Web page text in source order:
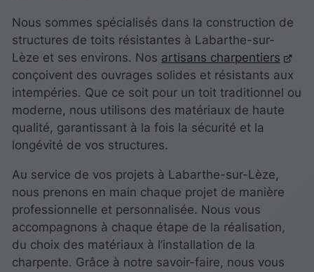
Nous sommes spécialisés dans la construction de
structures de toits résistantes à Labarthe-sur-
Lèze et ses environs. Nos artisans charpentiers
conçoivent des ouvrages solides et résistants aux
intempéries. Que ce soit pour un toit traditionnel ou
moderne, nous utilisons des matériaux de haute
qualité, garantissant à la fois la sécurité et la
longévité de vos structures.
Au service de vos projets à Labarthe-sur-Lèze,
nous prenons en main chaque projet de manière
professionnelle et personnalisée. Nous vous
accompagnons à chaque étape de la réalisation,
du choix des matériaux à l’installation de la
charpente. Grâce à notre savoir-faire, nous vous